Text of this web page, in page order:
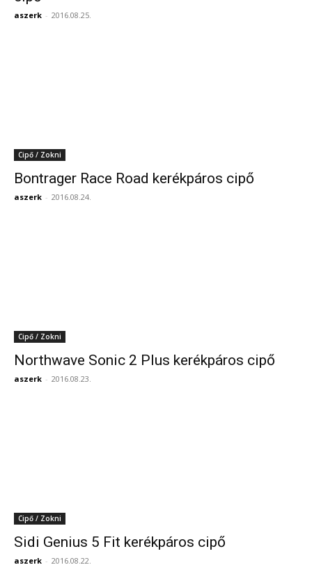
aszerk - 2016.08.25.
Cipő / Zokni
Bontrager Race Road kerékpáros cipő
aszerk - 2016.08.24.
Cipő / Zokni
Northwave Sonic 2 Plus kerékpáros cipő
aszerk - 2016.08.23.
Cipő / Zokni
Sidi Genius 5 Fit kerékpáros cipő
aszerk - 2016.08.22.